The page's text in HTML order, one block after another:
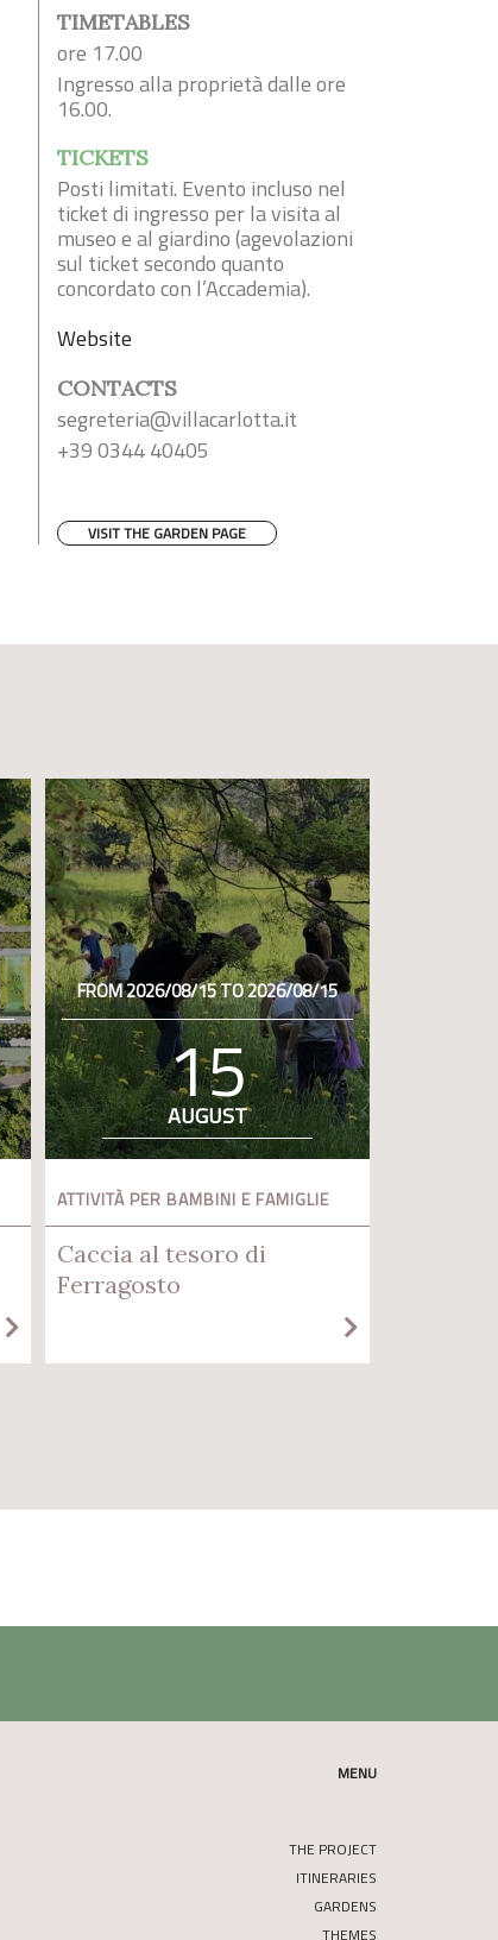
TIMETABLES
ore 17.00
Ingresso alla proprietà dalle ore
16.00.
TICKETS
Posti limitati. Evento incluso nel
ticket di ingresso per la visita al
museo e al giardino (agevolazioni
sul ticket secondo quanto
concordato con l’Accademia).
Website
CONTACTS
segreteria@villacarlotta.it
+39 0344 40405
VISIT THE GARDEN PAGE
FROM 2026/08/15 TO 2026/08/15
15
AUGUST
ATTIVITÀ PER BAMBINI E FAMIGLIE
Caccia al tesoro di
Ferragosto
MENU
THE PROJECT
ITINERARIES
GARDENS
THEMES